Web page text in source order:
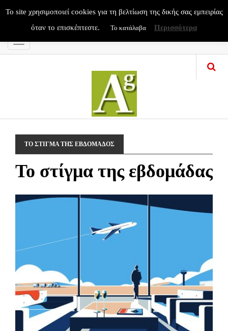
Menu
ΤΟ ΣΤΙΓΜΑ ΤΗΣ ΕΒΔΟΜΑΔΟΣ
Το στίγμα της εβδομάδας
To site χρησιμοποιεί cookies για τη βελτίωση της δικής σας εμπειρίας
όταν το επισκέπτεστε.
Το κατάλαβα Περισσότερα